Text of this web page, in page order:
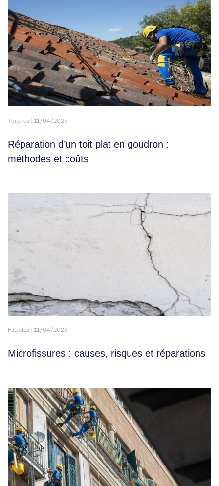
Toitures 11/04/2025
Réparation d’un toit plat en goudron :
méthodes et coûts
Façades 11/04/2025
Microfissures : causes, risques et réparations